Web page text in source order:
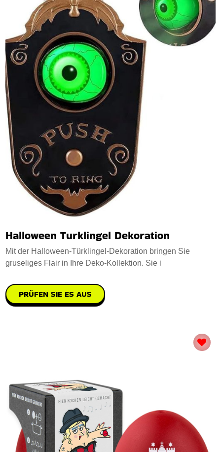
Halloween Turklingel Dekoration
Mit der Halloween-Türklingel-Dekoration bringen Sie
gruseliges Flair in Ihre Deko-Kollektion. Sie i
PRÜFEN SIE ES AUS